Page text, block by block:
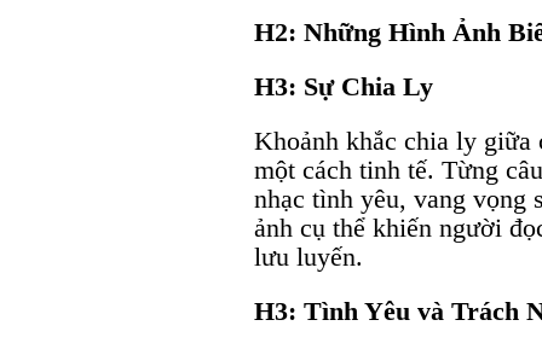
H2: Những Hình Ảnh
H3: Sự Chia Ly
Khoảnh khắc chia ly giữa
một cách tinh tế. Từng
nhạc tình yêu, vang vọng
ảnh cụ thể khiến người
lưu luyến.
H3: Tình Yêu và Trách